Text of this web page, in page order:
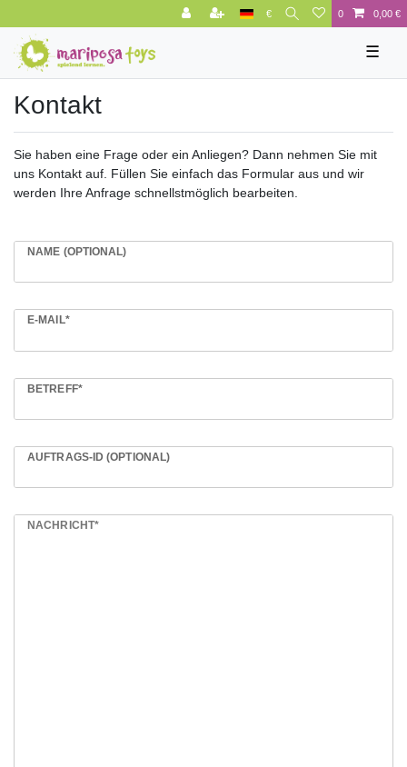
€ 0 0,00 €
☰
Kontakt
Sie haben eine Frage oder ein Anliegen? Dann nehmen Sie mit
uns Kontakt auf. Füllen Sie einfach das Formular aus und wir
werden Ihre Anfrage schnellstmöglich bearbeiten.
NAME (OPTIONAL)
E-MAIL*
BETREFF*
AUFTRAGS-ID (OPTIONAL)
NACHRICHT*